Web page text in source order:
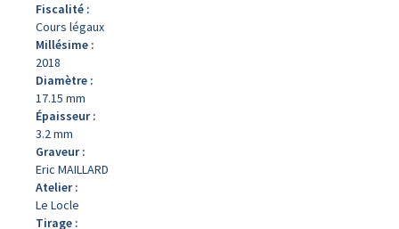
Fiscalité :
Cours légaux
Millésime :
2018
Diamètre :
17.15 mm
Épaisseur :
3.2 mm
Graveur :
Eric MAILLARD
Atelier :
Le Locle
Tirage :